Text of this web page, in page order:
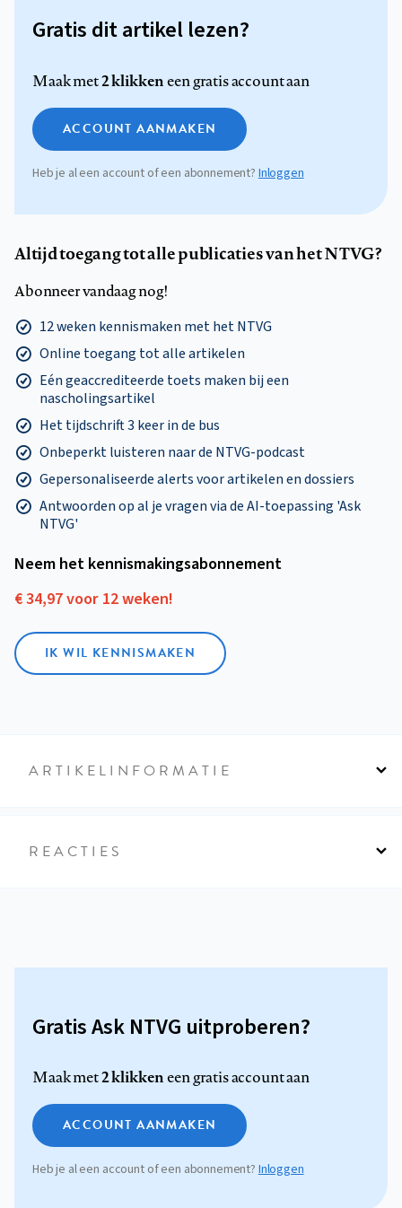
Gratis dit artikel lezen?
Maak met2 klikkeneen gratis account aan
ACCOUNT AANMAKEN
Heb je al een account of een abonnement? Inloggen
Altijd toegang tot alle publicaties van het NTVG?
Abonneer vandaag nog!
12 weken kennismaken met het NTVG
Online toegang tot alle artikelen
Eén geaccrediteerde toets maken bij een
nascholingsartikel
Het tijdschrift 3 keer in de bus
Onbeperkt luisteren naar de NTVG-podcast
Gepersonaliseerde alerts voor artikelen en dossiers
Antwoorden op al je vragen via de AI-toepassing 'Ask
NTVG'
Neem het kennismakings­abonnement
€ 34,97 voor 12 weken!
IK WIL KENNISMAKEN
ARTIKELINFORMATIE
REACTIES
Gratis Ask NTVG uitproberen?
Maak met2 klikkeneen gratis account aan
ACCOUNT AANMAKEN
Heb je al een account of een abonnement?Inloggen